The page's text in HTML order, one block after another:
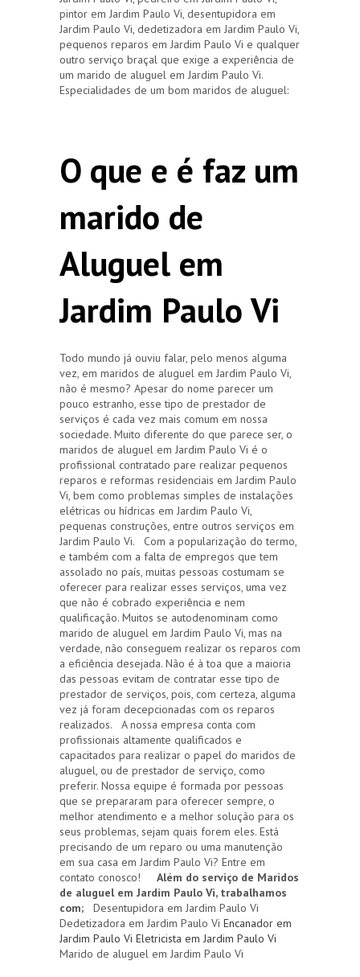
pintor em Jardim Paulo Vi, desentupidora em
Jardim Paulo Vi, dedetizadora em Jardim Paulo Vi,
pequenos reparos em Jardim Paulo Vi e qualquer
outro serviço braçal que exige a experiência de
um marido de aluguel em Jardim Paulo Vi.
Especialidades de um bom maridos de aluguel:
O que e é faz um
marido de
Aluguel em
Jardim Paulo Vi
Todo mundo já ouviu falar, pelo menos alguma
vez, em maridos de aluguel em Jardim Paulo Vi,
não é mesmo? Apesar do nome parecer um
pouco estranho, esse tipo de prestador de
serviços é cada vez mais comum em nossa
sociedade. Muito diferente do que parece ser, o
maridos de aluguel em Jardim Paulo Vi é o
profissional contratado pare realizar pequenos
reparos e reformas residenciais em Jardim Paulo
Vi, bem como problemas simples de instalações
elétricas ou hídricas em Jardim Paulo Vi,
pequenas construções, entre outros serviços em
Jardim Paulo Vi. Com a popularização do termo,
e também com a falta de empregos que tem
assolado no país, muitas pessoas costumam se
oferecer para realizar esses serviços, uma vez
que não é cobrado experiência e nem
qualificação. Muitos se autodenominam como
marido de aluguel em Jardim Paulo Vi, mas na
verdade, não conseguem realizar os reparos com
a eficiência desejada. Não é à toa que a maioria
das pessoas evitam de contratar esse tipo de
prestador de serviços, pois, com certeza, alguma
vez já foram decepcionadas com os reparos
realizados. A nossa empresa conta com
profissionais altamente qualificados e
capacitados para realizar o papel do maridos de
aluguel, ou de prestador de serviço, como
preferir. Nossa equipe é formada por pessoas
que se prepararam para oferecer sempre, o
melhor atendimento e a melhor solução para os
seus problemas, sejam quais forem eles. Está
precisando de um reparo ou uma manutenção
em sua casa em Jardim Paulo Vi? Entre em
contato conosco! Além do serviço de Maridos
de aluguel em Jardim Paulo Vi, trabalhamos
com; Desentupidora em Jardim Paulo Vi
Dedetizadora em Jardim Paulo Vi Encanador em
Jardim Paulo Vi Eletricista em Jardim Paulo Vi
Marido de aluguel em Jardim Paulo Vi